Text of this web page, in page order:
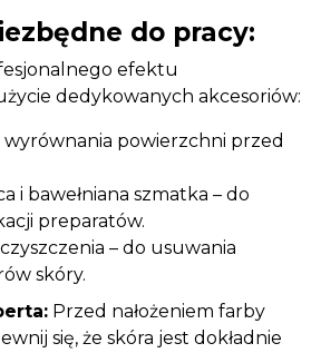
do pracy:
efektu
dedykowanych akcesoriów:
wyrównania powierzchni przed
i bawełniana szmatka – do
preparatów.
– do usuwania
skóry.
Przed nałożeniem farby
się, że skóra jest dokładnie